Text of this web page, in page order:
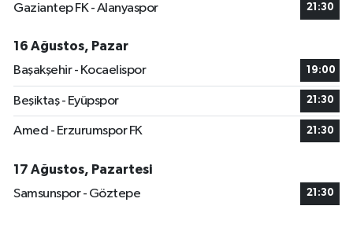
Gaziantep FK - Alanyaspor 21:30
16 Ağustos, Pazar
Başakşehir - Kocaelispor
19:00
Beşiktaş - Eyüpspor 21:30
Amed - Erzurumspor FK 21:30
17 Ağustos, Pazartesi
Samsunspor - Göztepe
21:30